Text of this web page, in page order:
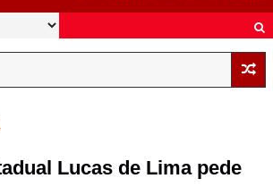
Lucas de Lima pede